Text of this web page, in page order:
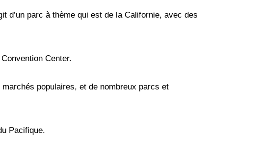
d’un parc à thème qui est de la Californie, avec des
Center.
populaires, et de nombreux parcs et
Pacifique.